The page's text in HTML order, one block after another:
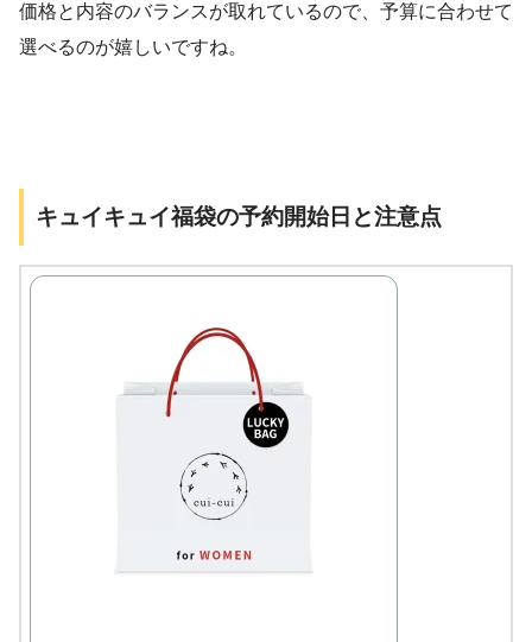
価格と内容のバランスが取れているので、予算に合わせて
選べるのが嬉しいですね。
キュイキュイ福袋の予約開始日と注意点